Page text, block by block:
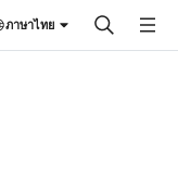
ภาษาไทย